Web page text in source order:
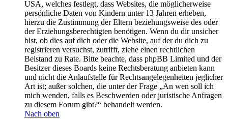
USA, welches festlegt, dass Websites, die möglicherweise
persönliche Daten von Kindern unter 13 Jahren erheben,
hierzu die Zustimmung der Eltern beziehungsweise des oder
der Erziehungsberechtigten benötigen. Wenn du dir unsicher
bist, ob dies auf dich oder die Website, auf der du dich zu
registrieren versuchst, zutrifft, ziehe einen rechtlichen
Beistand zu Rate. Bitte beachte, dass phpBB Limited und der
Besitzer dieses Boards keine Rechtsberatung anbieten kann
und nicht die Anlaufstelle für Rechtsangelegenheiten jeglicher
Art ist; außer solchen, die unter der Frage „An wen soll ich
mich wenden, falls es Beschwerden oder juristische Anfragen
zu diesem Forum gibt?“ behandelt werden.
Nach oben